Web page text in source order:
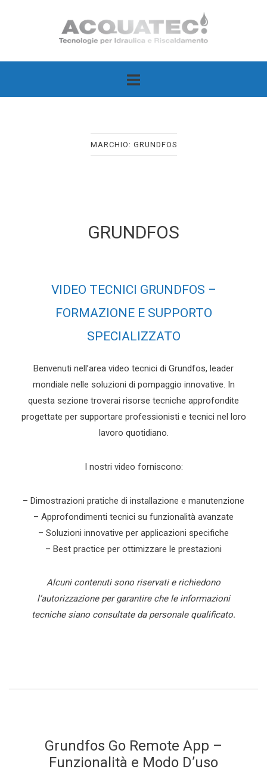
Home
MARCHIO: GRUNDFOS
GRUNDFOS
VIDEO TECNICI GRUNDFOS –
FORMAZIONE E SUPPORTO
SPECIALIZZATO
Benvenuti nell’area video tecnici di Grundfos, leader
mondiale nelle soluzioni di pompaggio innovative. In
questa sezione troverai risorse tecniche approfondite
progettate per supportare professionisti e tecnici nel loro
lavoro quotidiano.
I nostri video forniscono:
– Dimostrazioni pratiche di installazione e manutenzione
– Approfondimenti tecnici su funzionalità avanzate
– Soluzioni innovative per applicazioni specifiche
– Best practice per ottimizzare le prestazioni
Alcuni contenuti sono riservati e richiedono
l’autorizzazione per garantire che le informazioni
tecniche siano consultate da personale qualificato.
Grundfos Go Remote App –
Funzionalità e Modo D’uso